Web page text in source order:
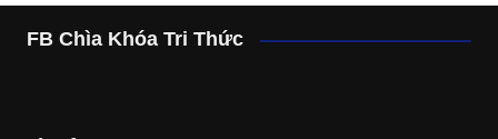
FB Chìa Khóa Tri Thức